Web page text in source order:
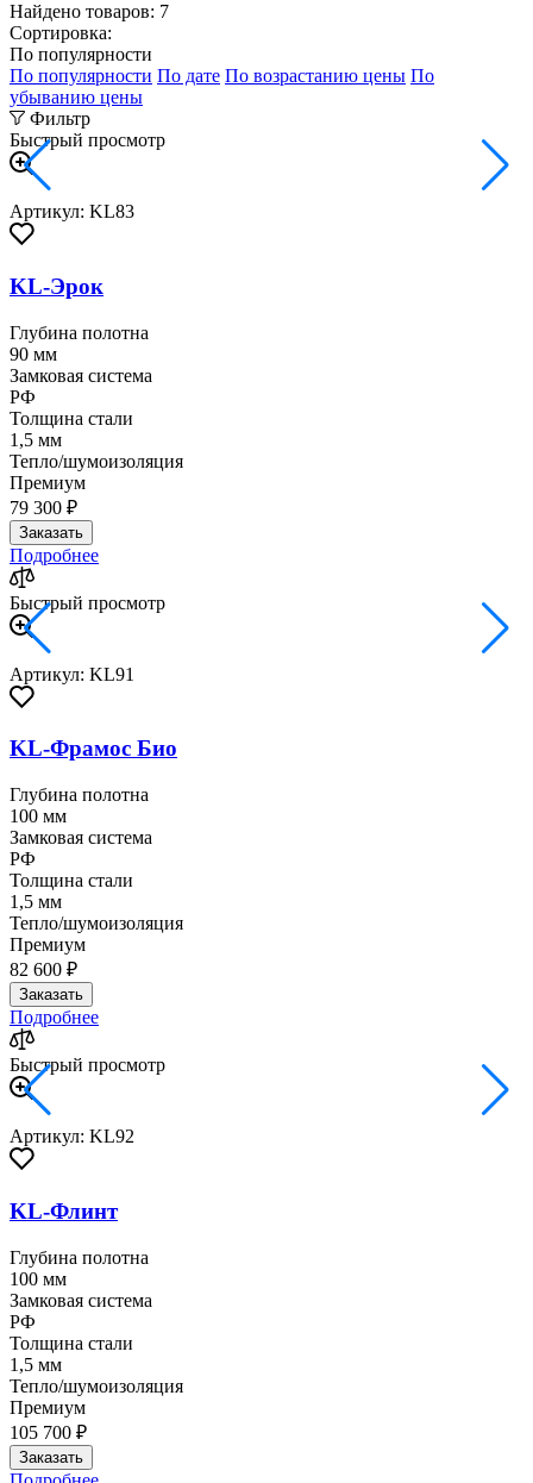
Найдено товаров: 7
Сортировка:
По популярности
По популярности По дате По возрастанию цены По
убыванию цены
Фильтр
Быстрый просмотр
Артикул: KL83
KL-Эрок
Глубина полотна
90 мм
Замковая система
РФ
Толщина стали
1,5 мм
Тепло/шумоизоляция
Премиум
79 300 ₽
Заказать
Подробнее
Быстрый просмотр
Артикул: KL91
KL-Фрамос Био
Глубина полотна
100 мм
Замковая система
РФ
Толщина стали
1,5 мм
Тепло/шумоизоляция
Премиум
82 600 ₽
Заказать
Подробнее
Быстрый просмотр
Артикул: KL92
KL-Флинт
Глубина полотна
100 мм
Замковая система
РФ
Толщина стали
1,5 мм
Тепло/шумоизоляция
Премиум
105 700 ₽
Заказать